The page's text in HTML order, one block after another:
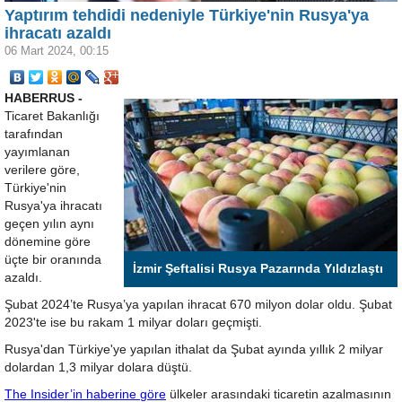
Yaptırım tehdidi nedeniyle Türkiye'nin Rusya'ya
ihracatı azaldı
06 Mart 2024, 00:15
İzmir Şeftalisi Rusya Pazarında Yıldızlaştı
HABERRUS -
Ticaret Bakanlığı
tarafından
yayımlanan
verilere göre,
Türkiye'nin
Rusya'ya ihracatı
geçen yılın aynı
dönemine göre
üçte bir oranında
azaldı.
Şubat 2024’te Rusya’ya yapılan ihracat 670 milyon dolar oldu. Şubat
2023'te ise bu rakam 1 milyar doları geçmişti.
Rusya'dan Türkiye'ye yapılan ithalat da Şubat ayında yıllık 2 milyar
dolardan 1,3 milyar dolara düştü.
The Insider’in haberine göre ülkeler arasındaki ticaretin azalmasının